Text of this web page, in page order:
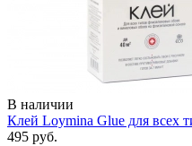
В наличии
Клей Loymina Glue для всех
495 руб.